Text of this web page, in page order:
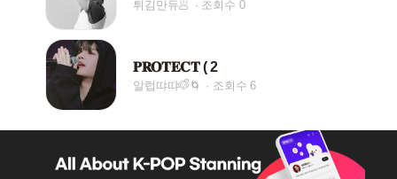
튀김만듀🥟 조회수 0
𝐏𝐑𝐎𝐓𝐄𝐂𝐓 ( 2
알럽땨땨🐶ᩚ🌀 조회수 6